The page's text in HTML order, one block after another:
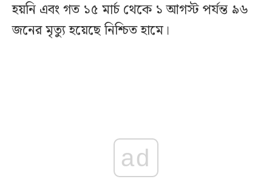
হয়নি এবং গত ১৫ মার্চ থেকে ১ আগস্ট পর্যন্ত ৯৬
জনের মৃত্যু হয়েছে নিশ্চিত হামে।
ad